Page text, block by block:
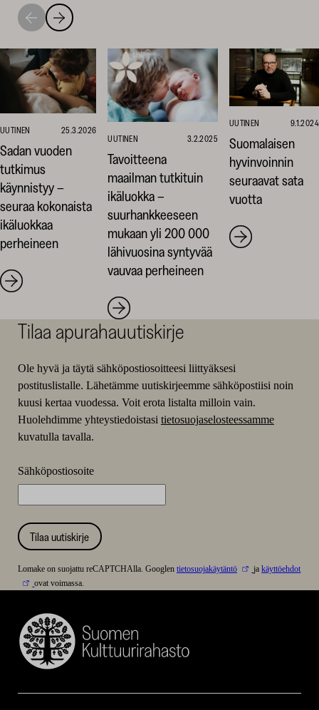
Siirry
seuraavaan
nostoon
Siirry
edelliseen
nostoon
UUTINEN 25.3.2026
Sadan vuoden
tutkimus
käynnistyy –
seuraa kokonaista
ikäluokkaa
perheineen
UUTINEN 3.2.2025
Tavoitteena
maailman tutkituin
ikäluokka –
suurhankkeeseen
mukaan yli 200 000
lähivuosina syntyvää
vauvaa perheineen
UUTINEN 9.1.2024
Suomalaisen
hyvinvoinnin
seuraavat sata
vuotta
Tilaa apurahauutiskirje
Ole hyvä ja täytä sähköpostiosoitteesi liittyäksesi
postituslistalle. Lähetämme uutiskirjeemme sähköpostiisi noin
kuusi kertaa vuodessa. Voit erota listalta milloin vain.
Huolehdimme yhteystiedoistasi tietosuojaselosteessamme
kuvatulla tavalla.
Sähköpostiosoite
Tilaa uutiskirje
Lomake on suojattu reCAPTCHAlla. Googlen tietosuojakäytäntö jakäyttöehdot
ovat voimassa.
Suomen
Kulttuurirahasto